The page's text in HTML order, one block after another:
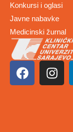
Konkursi i oglasi
Javne nabavke
Medicinski žurnal